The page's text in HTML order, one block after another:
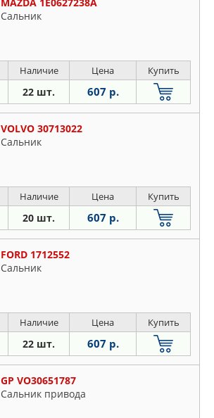
Сальник
Наличие Цена Купить
22 шт. 607 р.
VOLVO 30713022
Сальник
Наличие Цена Купить
20 шт. 607 р.
FORD 1712552
Сальник
Наличие Цена Купить
22 шт. 607 р.
GP VO30651787
Сальник привода